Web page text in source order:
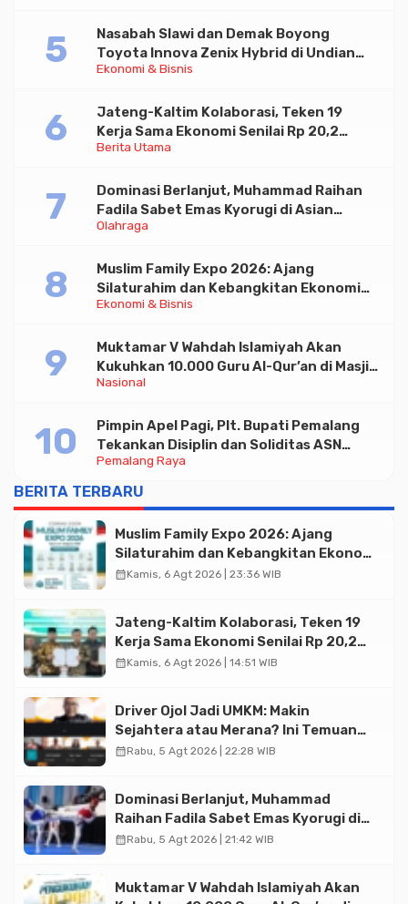
Ekonomi & Bisnis
Nasabah Slawi dan Demak Boyong
Toyota Innova Zenix Hybrid di Undian
Tabungan Bima Bank Jateng
Berita Utama
Jateng-Kaltim Kolaborasi, Teken 19
Kerja Sama Ekonomi Senilai Rp 20,2
Triliun
Olahraga
Dominasi Berlanjut, Muhammad Raihan
Fadila Sabet Emas Kyorugi di Asian
Taekwondo Indonesia Open 2026
Ekonomi & Bisnis
Muslim Family Expo 2026: Ajang
Silaturahim dan Kebangkitan Ekonomi
Halal di Jakarta
Nasional
Muktamar V Wahdah Islamiyah Akan
Kukuhkan 10.000 Guru Al-Qur’an di Masjid
Istiqlal
Pemalang Raya
Pimpin Apel Pagi, Plt. Bupati Pemalang
Tekankan Disiplin dan Soliditas ASN
untuk Pelayanan Publik
BERITA TERBARU
Muslim Family Expo 2026: Ajang
Silaturahim dan Kebangkitan Ekonomi
Halal di Jakarta
calendar_monthKamis, 6 Agt 2026 | 23:36 WIB
Jateng-Kaltim Kolaborasi, Teken 19
Kerja Sama Ekonomi Senilai Rp 20,2
Triliun
calendar_monthKamis, 6 Agt 2026 | 14:51 WIB
Driver Ojol Jadi UMKM: Makin
Sejahtera atau Merana? Ini Temuan
Diskusi Paramadina
calendar_monthRabu, 5 Agt 2026 | 22:28 WIB
Dominasi Berlanjut, Muhammad
Raihan Fadila Sabet Emas Kyorugi di
Asian Taekwondo Indonesia Open
calendar_monthRabu, 5 Agt 2026 | 21:42 WIB
Muktamar V Wahdah Islamiyah Akan